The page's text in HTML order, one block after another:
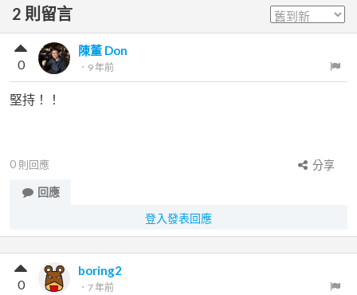
2 則留言
陳董 Don
． 9 年前
0
堅持！！
0 則回應
分享
回應
登入發表回應
boring2
． 7 年前
0